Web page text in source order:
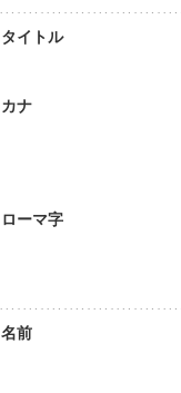
タイトル
カナ
ローマ字
名前